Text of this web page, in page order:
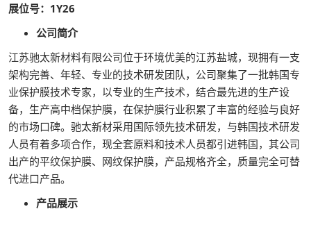
展位号：1Y26
公司简介
江苏驰太新材料有限公司位于环境优美的江苏盐城，现拥有一支
架构完善、年轻、专业的技术研发团队，公司聚集了一批韩国专
业保护膜技术专家，以专业的生产技术，结合最先进的生产设
备，生产高中档保护膜，在保护膜行业积累了丰富的经验与良好
的市场口碑。驰太新材采用国际领先技术研发，与韩国技术研发
人员有着多项合作，现全套原料和技术人员都引进韩国，其公司
出产的平纹保护膜、网纹保护膜，产品规格齐全，质量完全可替
代进口产品。
产品展示